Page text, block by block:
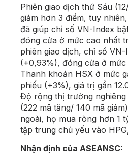
Phiên giao dịch thứ Sáu
giảm hơn 3 điểm, tuy
đã giúp chỉ số VN-Index
đóng cửa ở mức cao nhất
phiên giao dịch, chỉ số
(+0,93%), đóng cửa ở mức
Thanh khoản HSX ở mức
phiếu (+3%), giá trị gần
Độ rộng thị trường nghiêng
(222 mã tăng/ 140 mã
ngoài, họ mua ròng hơn 1
tập trung chủ yếu vào
Nhận định của ASEANSC: